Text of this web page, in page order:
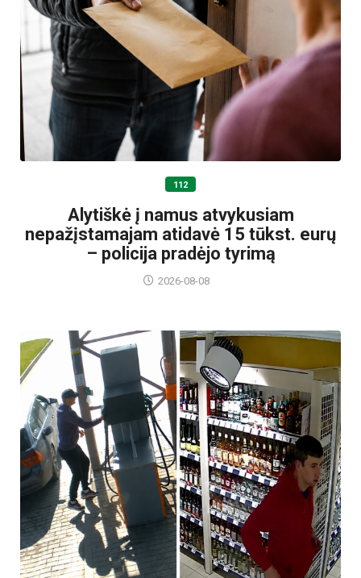
112
Alytiškė į namus atvykusiam
nepažįstamajam atidavė 15 tūkst. eurų
– policija pradėjo tyrimą
2026-08-08